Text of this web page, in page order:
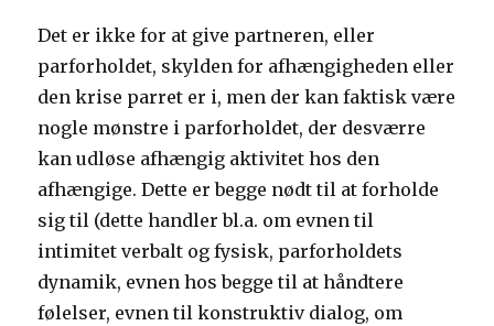
Det er ikke for at give partneren, eller
parforholdet, skylden for afhængigheden eller
den krise parret er i, men der kan faktisk være
nogle mønstre i parforholdet, der desværre
kan udløse afhængig aktivitet hos den
afhængige. Dette er begge nødt til at forholde
sig til (dette handler bl.a. om evnen til
intimitet verbalt og fysisk, parforholdets
dynamik, evnen hos begge til at håndtere
følelser, evnen til konstruktiv dialog, om